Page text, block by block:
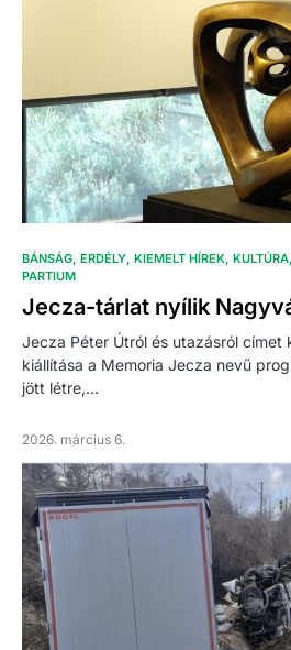
BÁNSÁG ERDÉLY KIEMELT HÍREK KULTÚRA
PARTIUM
Jecza-tárlat nyílik
Jecza Péter Útról és utazásról
kiállítása a Memoria Jecza nevű
jött létre,…
2026. március 6.